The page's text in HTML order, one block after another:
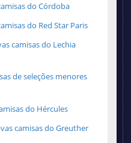
do Córdoba
do Red Star Paris
camisas do Lechia
de seleções menores
do Hércules
camisas do Greuther